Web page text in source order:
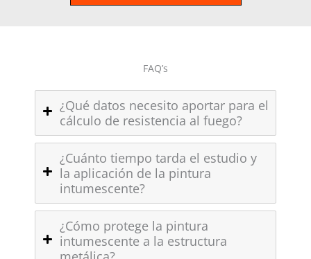
FAQ’s
¿Qué datos necesito aportar para el
cálculo de resistencia al fuego?
¿Cuánto tiempo tarda el estudio y
la aplicación de la pintura
intumescente?
¿Cómo protege la pintura
intumescente a la estructura